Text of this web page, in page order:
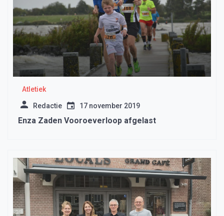
Atletiek
Redactie 17 november 2019
Enza Zaden Vooroeverloop afgelast